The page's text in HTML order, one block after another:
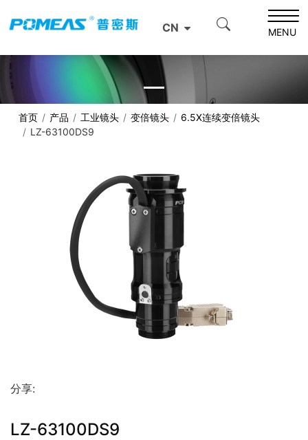
CN MENU
首页 产品 工业镜头 变倍镜头
6.5X连续变倍镜头
LZ-63100DS9
分享:
LZ-63100DS9